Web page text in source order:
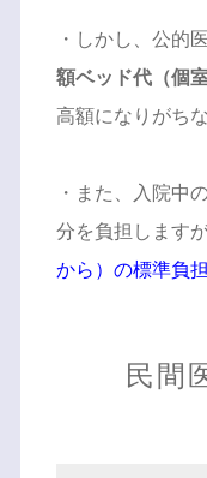
・しかし、公的
額ベッド代（個
高額になりがち
・また、入院中
分を負担しますが
から）の標準負
民間